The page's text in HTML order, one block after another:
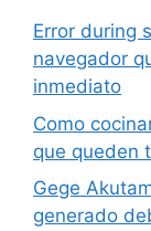
Error during
navegador
inmediato
Como
que queden
Gege
generado